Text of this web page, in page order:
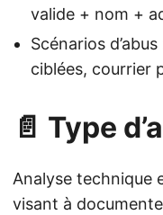
valide + nom +
Scénarios
ciblées, courrier
📄 Type
Analyse technique
visant à